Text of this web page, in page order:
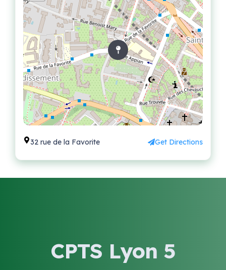
32 rue de la Favorite Get Directions
CPTS Lyon 5